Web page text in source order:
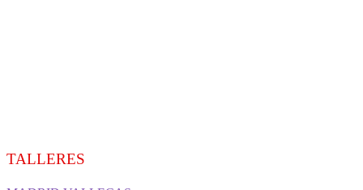
TALLERES